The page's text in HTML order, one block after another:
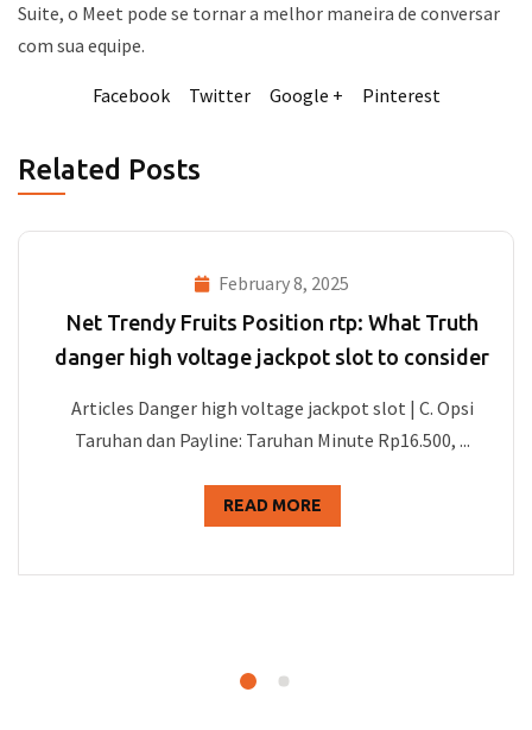
Suite, o Meet pode se tornar a melhor maneira de conversar
com sua equipe.
Facebook Twitter Google + Pinterest
Related Posts
February 8, 2025
Net Trendy Fruits Position rtp: What Truth
danger high voltage jackpot slot to consider
Articles Danger high voltage jackpot slot | C. Opsi
Taruhan dan Payline: Taruhan Minute Rp16.500, ...
READ MORE